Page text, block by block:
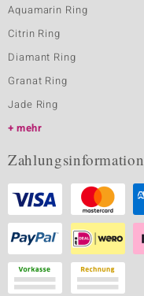
Aquamarin Ring
Citrin Ring
Diamant Ring
Granat Ring
Jade Ring
mehr
Zahlungsinformation